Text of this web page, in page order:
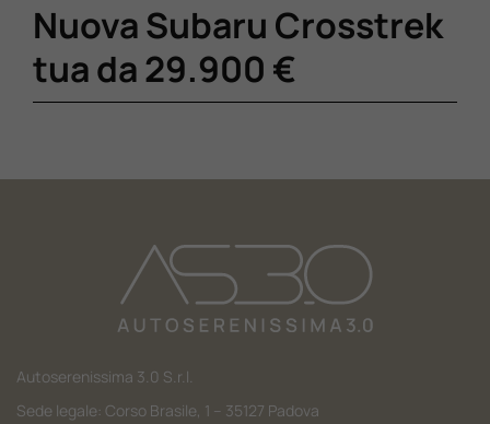
Nuova Subaru Crosstrek
tua da 29.900 €
Autoserenissima 3.0 S.r.l.
Sede legale: Corso Brasile, 1 – 35127 Padova